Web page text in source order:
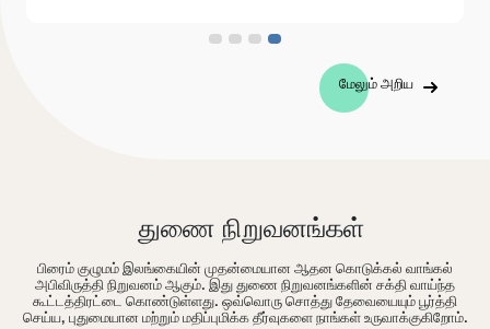
மேலும் அறிய
துணை நிறுவனங்கள்
பிரைம் குழுமம் இலங்கையின் முதன்மையான ஆதன கொடுக்கல் வாங்கல்
அபிவிருத்தி நிறுவனம் ஆகும். இது துணை நிறுவனங்களின் சக்தி வாய்ந்த
கூட்டத்திரட்டை கொண்டுள்ளது. ஒவ்வொரு சொத்து தேவையையும் பூர்த்தி
செய்ய, புதுமையான மற்றும் மதிப்புமிக்க தீர்வுகளை நாங்கள் உருவாக்குகிறோம்.